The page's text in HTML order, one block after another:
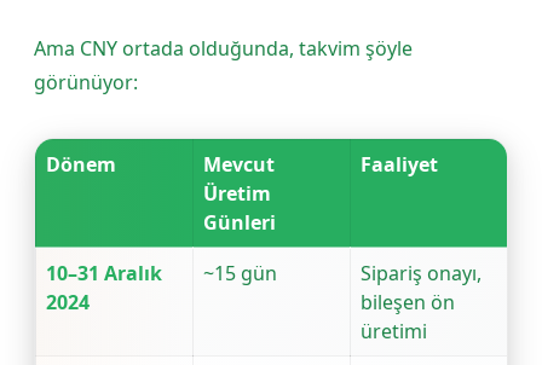
Ama CNY ortada olduğunda, takvim şöyle
görünüyor:
Dönem
Mevcut
Üretim
Günleri
Faaliyet
10–31 Aralık
2024
~15 gün
Sipariş onayı,
bileşen ön
üretimi